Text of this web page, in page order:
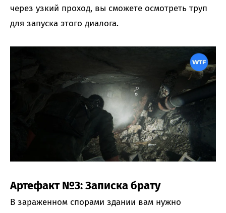
через узкий проход, вы сможете осмотреть труп
для запуска этого диалога.
Артефакт №3: Записка брату
В зараженном спорами здании вам нужно